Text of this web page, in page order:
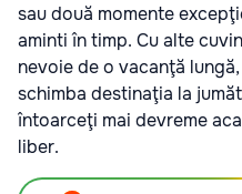
sau două momente
aminti în timp. Cu alte
nevoie de o vacanţă
schimba destinaţia la
întoarceţi mai devreme
liber.